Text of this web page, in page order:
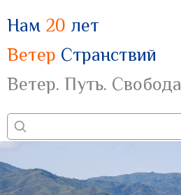
Нам 20 лет
Ветер Странствий
Ветер. Путь. Свобода